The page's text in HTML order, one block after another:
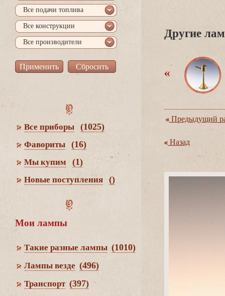
се подачи топлива
се конструкции
се производители
се приборы (1025)
Фавориты (16)
Мы купим (1)
Новые поступления ()
Мои лампы
Такие разные лампы (1010)
Лампы везде (496)
Транспорт (397)
Другие
Предыдущий
Назад